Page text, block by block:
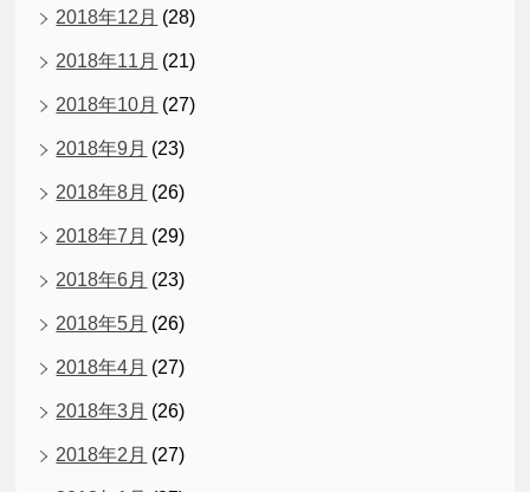
2018年12月 (28)
2018年11月 (21)
2018年10月 (27)
2018年9月 (23)
2018年8月 (26)
2018年7月 (29)
2018年6月 (23)
2018年5月 (26)
2018年4月 (27)
2018年3月 (26)
2018年2月 (27)